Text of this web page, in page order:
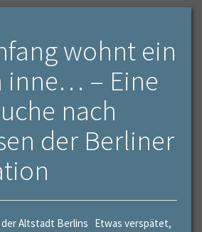
wohnt ein
inne… – Eine
nach
der Berliner
der Altstadt Berlins Etwas verspätet,